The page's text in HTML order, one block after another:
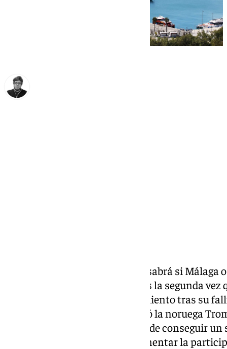
Este jueves 21 de noviembre se sabrá si
Europea de la Juventud 2027. Es la segunda
intentará lograr este reconocimiento tras su
Capitalidad de 2026, que se llevó la noruega
las cinco finalistas con la meta de conseguir
implementar políticas para fomentar la